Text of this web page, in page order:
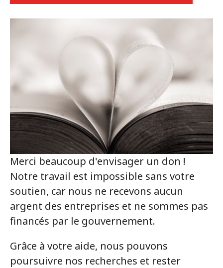
Merci beaucoup d'envisager un don !
Notre travail est impossible sans votre
soutien, car nous ne recevons aucun
argent des entreprises et ne sommes pas
financés par le gouvernement.
Grâce à votre aide, nous pouvons
poursuivre nos recherches et rester